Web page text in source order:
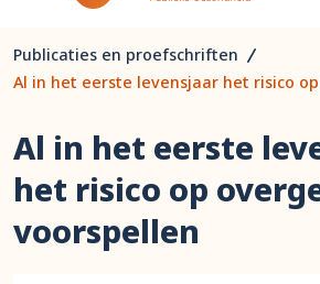
Publicaties en proefschriften
Al in het eerste
het risico op
voorspellen